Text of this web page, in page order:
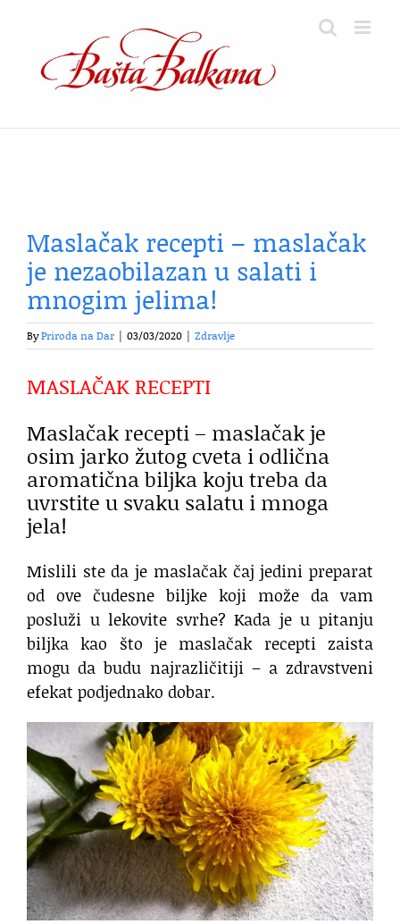
content
Maslačak recepti – maslačak
je nezaobilazan u salati i
mnogim jelima!
ByPriroda na Dar 03/03/2020 Zdravlje
MASLAČAK RECEPTI
Maslačak recepti – maslačak je
osim jarko žutog cveta i odlična
aromatična biljka koju treba da
uvrstite u svaku salatu i mnoga
jela!
Mislili ste da je maslačak čaj jedini preparat
od ove čudesne biljke koji može da vam
posluži u lekovite svrhe? Kada je u pitanju
biljka kao što je maslačak recepti zaista
mogu da budu najrazličitiji – a zdravstveni
efekat podjednako dobar.